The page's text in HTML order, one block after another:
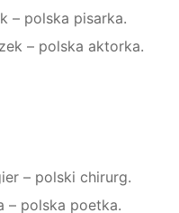
– polska pisarka.
– polska aktorka.
– polski chirurg.
– polska poetka.